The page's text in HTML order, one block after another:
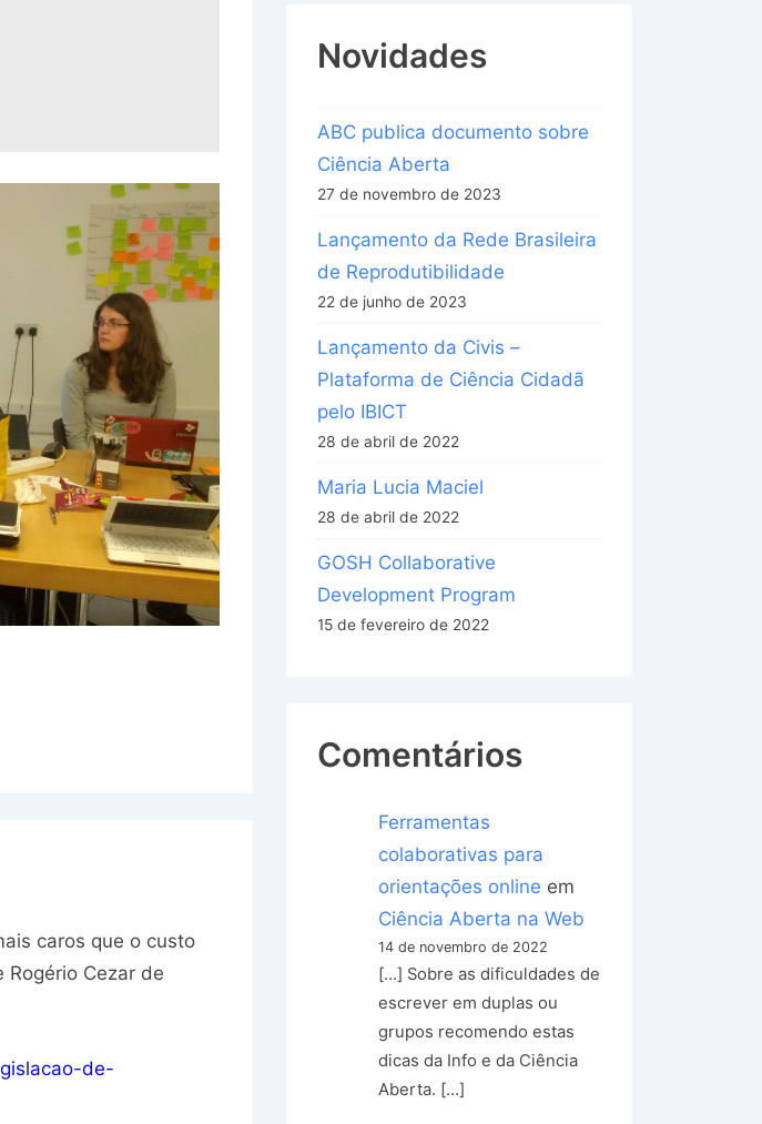
caros que o custo
Cezar de
de-
Novidades
ABC publica documento sobre
Ciência Aberta
27 de novembro de 2023
Lançamento da Rede Brasileira
de Reprodutibilidade
22 de junho de 2023
Lançamento da Civis –
Plataforma de Ciência Cidadã
pelo IBICT
28 de abril de 2022
Maria Lucia Maciel
28 de abril de 2022
GOSH Collaborative
Development Program
15 de fevereiro de 2022
Comentários
Ferramentas
colaborativas para
orientações online em
Ciência Aberta na Web
14 de novembro de 2022
[…] Sobre as dificuldades de
escrever em duplas ou
grupos recomendo estas
dicas da Info e da Ciência
Aberta. […]